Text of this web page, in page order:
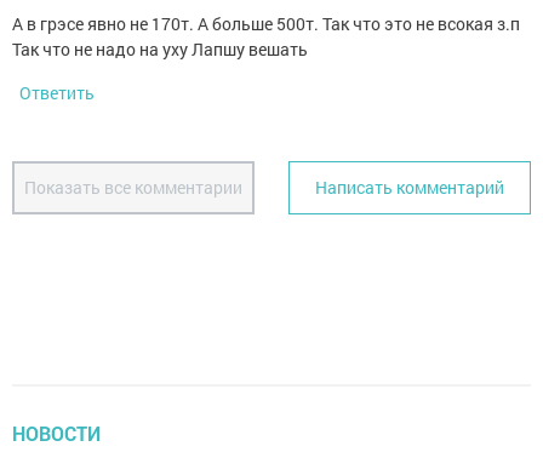
А в грэсе явно не 170т. А больше 500т. Так что это не всокая з.п
Так что не надо на уху Лапшу вешать
Ответить
Показать все комментарии Написать комментарий
НОВОСТИ